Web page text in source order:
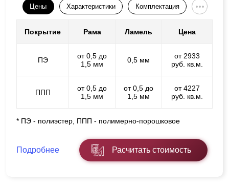
Цены Характеристики Комплектация
Покрытие Рама Ламель Цена
ПЭ
от 0,5 до
1,5 мм
0,5 мм
от 2933
руб. кв.м.
ППП
от 0,5 до
1,5 мм
от 0,5 до
1,5 мм
от 4227
руб. кв.м.
* ПЭ - полиэстер, ППП - полимерно-порошковое
Подробнее Расчитать стоимость